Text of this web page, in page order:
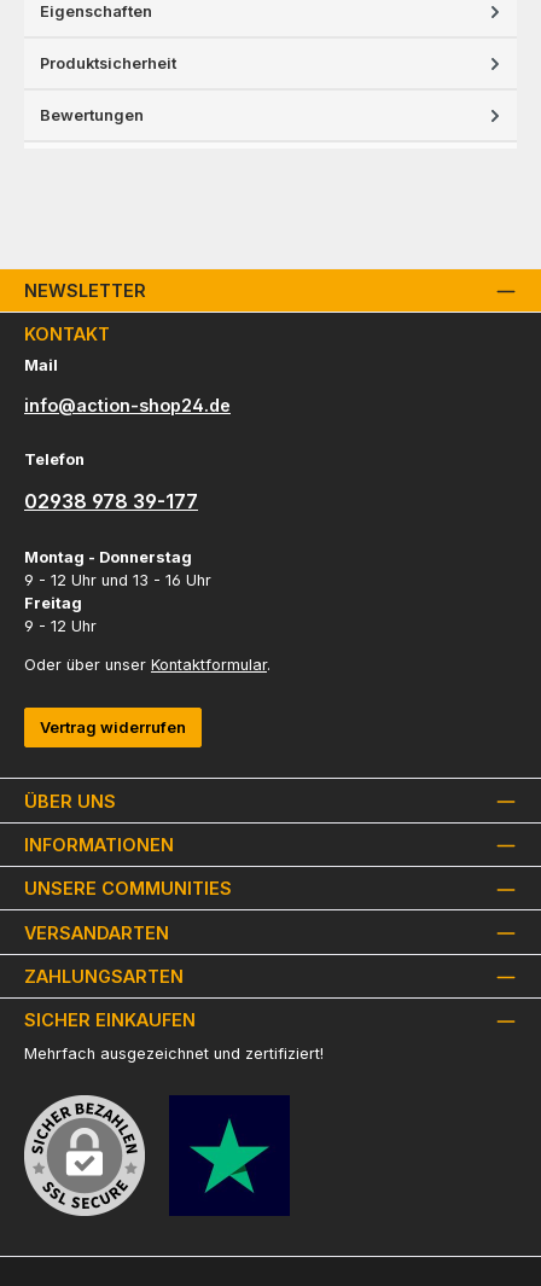
Eigenschaften
Produktsicherheit
Bewertungen
NEWSLETTER
ÜBER UNS
INFORMATIONEN
KONTAKT
Mail
info@action-shop24.de
Telefon
02938 978 39-177
Montag - Donnerstag
9 - 12 Uhr und 13 - 16 Uhr
Freitag
9 - 12 Uhr
Oder über unser Kontaktformular.
Vertrag widerrufen
UNSERE COMMUNITIES
VERSANDARTEN
ZAHLUNGSARTEN
SICHER EINKAUFEN
Mehrfach ausgezeichnet und zertifiziert!